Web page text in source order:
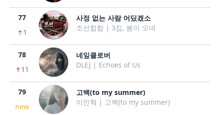
77
1
사정 없는 사람 어딨겠소
조선힙합 | 3집, 봄이 오네
78
11
네잎클로버
DLEJ | Echoes of Us
79
new
고백(to my summer)
이민혁 | 고백(to my summer)